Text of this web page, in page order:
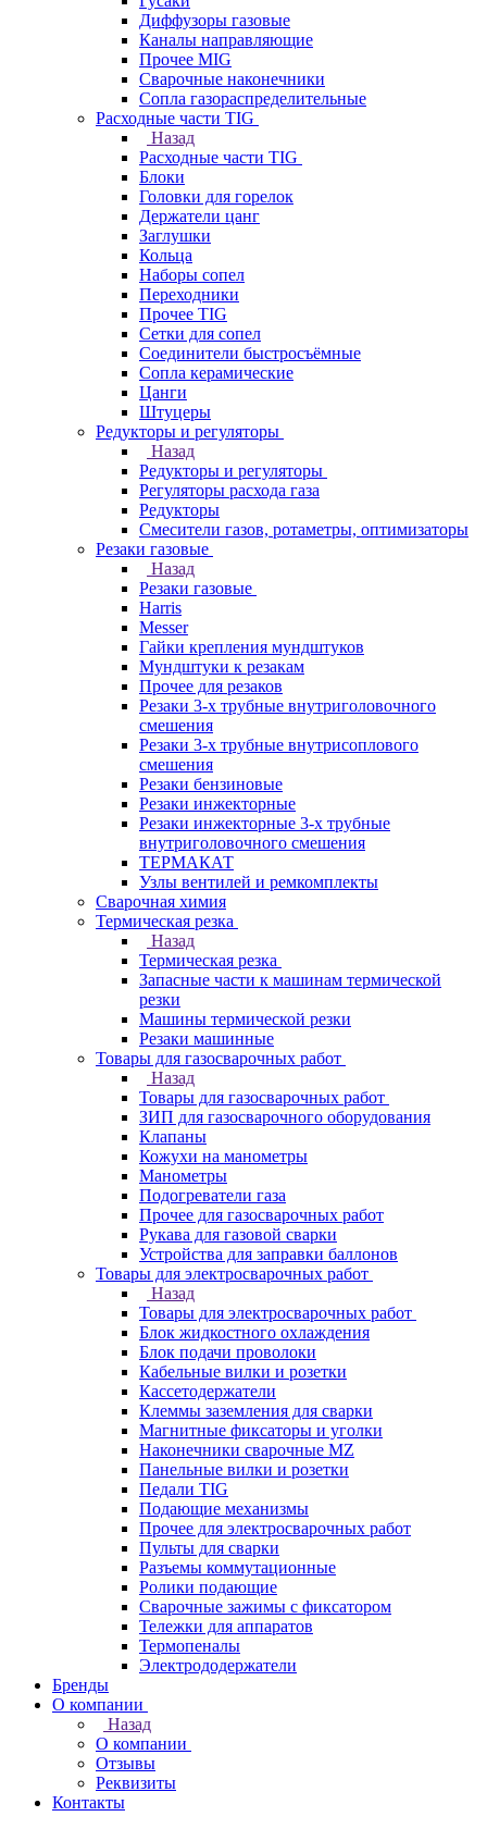
Диффузоры газовые
Каналы направляющие
Прочее MIG
Сварочные наконечники
Сопла газораспределительные
Расходные части TIG
Назад
Расходные части TIG
Блоки
Головки для горелок
Держатели цанг
Заглушки
Кольца
Наборы сопел
Переходники
Прочее TIG
Сетки для сопел
Соединители быстросъёмные
Сопла керамические
Цанги
Штуцеры
Редукторы и регуляторы
Назад
Редукторы и регуляторы
Регуляторы расхода газа
Редукторы
Смесители газов, ротаметры, оптимизаторы
Резаки газовые
Назад
Резаки газовые
Harris
Messer
Гайки крепления мундштуков
Мундштуки к резакам
Прочее для резаков
Резаки 3-х трубные внутриголовочного
смешения
Резаки 3-х трубные внутрисоплового
смешения
Резаки бензиновые
Резаки инжекторные
Резаки инжекторные 3-х трубные
внутриголовочного смешения
ТЕРМАКАТ
Узлы вентилей и ремкомплекты
Сварочная химия
Термическая резка
Назад
Термическая резка
Запасные части к машинам термической
резки
Машины термической резки
Резаки машинные
Товары для газосварочных работ
Назад
Товары для газосварочных работ
ЗИП для газосварочного оборудования
Клапаны
Кожухи на манометры
Манометры
Подогреватели газа
Прочее для газосварочных работ
Рукава для газовой сварки
Устройства для заправки баллонов
Товары для электросварочных работ
Назад
Товары для электросварочных работ
Блок жидкостного охлаждения
Блок подачи проволоки
Кабельные вилки и розетки
Кассетодержатели
Клеммы заземления для сварки
Магнитные фиксаторы и уголки
Наконечники сварочные MZ
Панельные вилки и розетки
Педали TIG
Подающие механизмы
Прочее для электросварочных работ
Пульты для сварки
Разъемы коммутационные
Ролики подающие
Сварочные зажимы с фиксатором
Тележки для аппаратов
Термопеналы
Электрододержатели
Бренды
О компании
Назад
О компании
Отзывы
Реквизиты
Контакты